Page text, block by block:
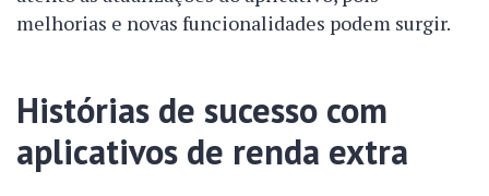
melhorias e novas funcionalidades podem surgir.
Histórias de sucesso com
aplicativos de renda extra